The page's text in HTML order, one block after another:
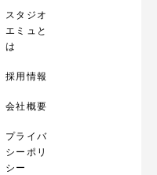
スタジオ
エミュと
は
採用情報
会社概要
プライバ
シーポリ
シー